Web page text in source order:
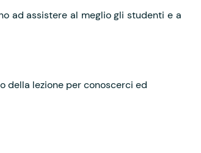
ad assistere al meglio gli studenti e a
della lezione per conoscerci ed